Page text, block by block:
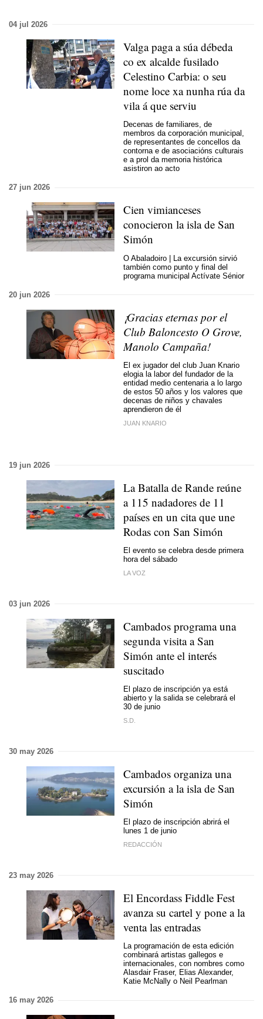
04 jul 2026
Valga paga a súa débeda
co ex alcalde fusilado
Celestino Carbia: o seu
nome loce xa nunha rúa da
vila á que serviu
Decenas de familiares, de
membros da corporación municipal,
de representantes de concellos da
contorna e de asociacións culturais
e a prol da memoria histórica
asistiron ao acto
27 jun 2026
Cien vimianceses
conocieron la isla de San
Simón
O Abaladoiro | La excursión sirvió
también como punto y final del
programa municipal Actívate Sénior
20 jun 2026
¡Gracias eternas por el
Club Baloncesto O Grove,
Manolo Campaña!
El ex jugador del club Juan Knario
elogia la labor del fundador de la
entidad medio centenaria a lo largo
de estos 50 años y los valores que
decenas de niños y chavales
aprendieron de él
JUAN KNARIO
19 jun 2026
La Batalla de Rande reúne
a 115 nadadores de 11
países en un cita que une
Rodas con San Simón
El evento se celebra desde primera
hora del sábado
LA VOZ
03 jun 2026
Cambados programa una
segunda visita a San
Simón ante el interés
suscitado
El plazo de inscripción ya está
abierto y la salida se celebrará el
30 de junio
S.D.
30 may 2026
Cambados organiza una
excursión a la isla de San
Simón
El plazo de inscripción abrirá el
lunes 1 de junio
REDACCIÓN
23 may 2026
El Encordass Fiddle Fest
avanza su cartel y pone a la
venta las entradas
La programación de esta edición
combinará artistas gallegos e
internacionales, con nombres como
Alasdair Fraser, Elias Alexander,
Katie McNally o Neil Pearlman
16 may 2026